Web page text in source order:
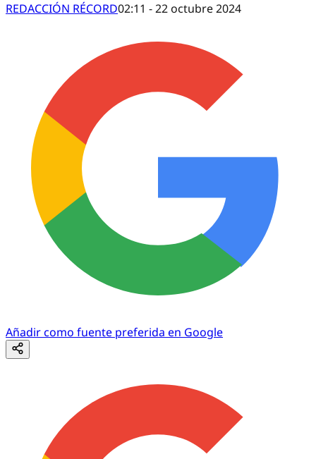
REDACCIÓN RÉCORD02:11 - 22 octubre 2024
Añadir como fuente preferida en Google